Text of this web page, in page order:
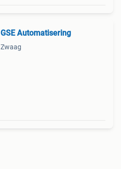
GSE Automatisering
Zwaag